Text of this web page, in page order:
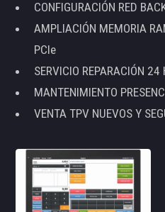
CONFIGURACIÓN RED
AMPLIACIÓN MEMORIA
PCIe
SERVICIO REPARACIÓN
MANTENIMIENTO
VENTA TPV NUEVOS Y